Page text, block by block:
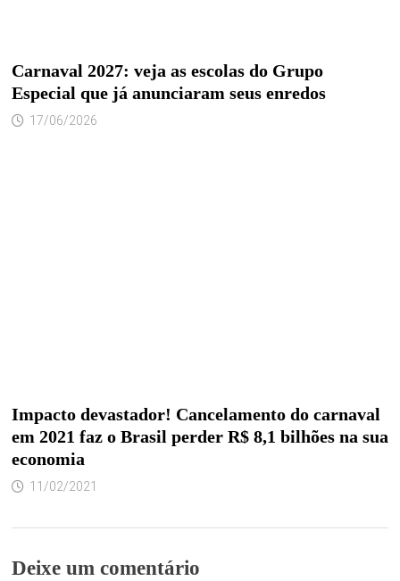
Carnaval 2027: veja as escolas do Grupo
Especial que já anunciaram seus enredos
17/06/2026
Impacto devastador! Cancelamento do carnaval
em 2021 faz o Brasil perder R$ 8,1 bilhões na sua
economia
11/02/2021
Deixe um comentário